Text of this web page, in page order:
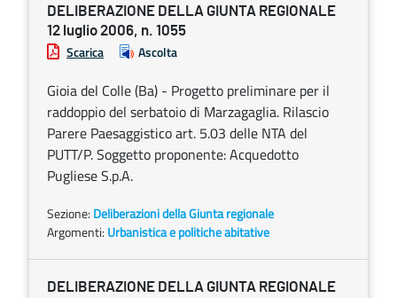
DELIBERAZIONE DELLA GIUNTA REGIONALE
12 luglio 2006, n. 1055
Scarica Ascolta
Gioia del Colle (Ba) - Progetto preliminare per il
raddoppio del serbatoio di Marzagaglia. Rilascio
Parere Paesaggistico art. 5.03 delle NTA del
PUTT/P. Soggetto proponente: Acquedotto
Pugliese S.p.A.
Sezione: Deliberazioni della Giunta regionale
Argomenti: Urbanistica e politiche abitative
DELIBERAZIONE DELLA GIUNTA REGIONALE